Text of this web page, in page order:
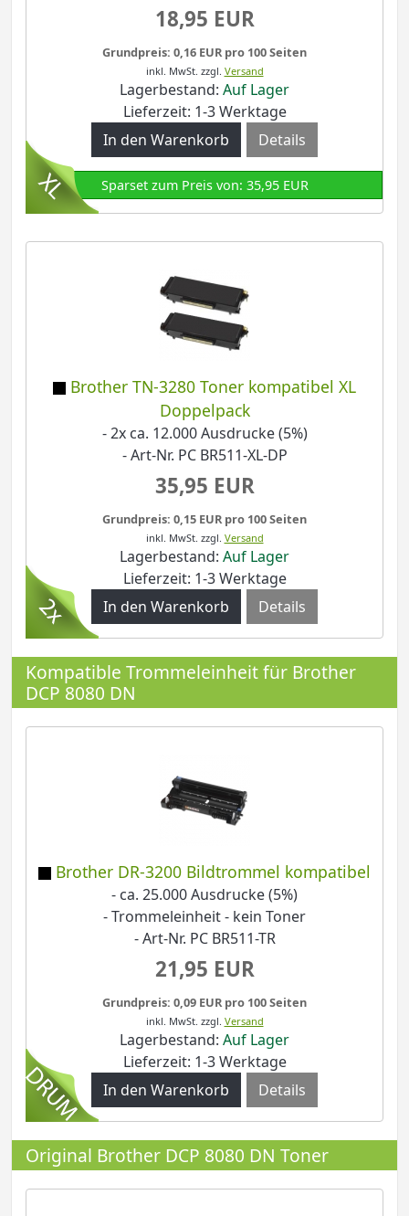
18,95 EUR
Grundpreis: 0,16 EUR pro 100 Seiten
inkl. MwSt. zzgl. Versand
Lagerbestand: Auf Lager
Lieferzeit: 1-3 Werktage
Details
Sparset zum Preis von: 35,95 EUR
Brother TN-3280 Toner kompatibel XL
Doppelpack
- 2x ca. 12.000 Ausdrucke (5%)
- Art-Nr. PC BR511-XL-DP
35,95 EUR
Grundpreis: 0,15 EUR pro 100 Seiten
inkl. MwSt. zzgl. Versand
Lagerbestand: Auf Lager
Lieferzeit: 1-3 Werktage
Details
Kompatible Trommeleinheit für Brother
DCP 8080 DN
Brother DR-3200 Bildtrommel kompatibel
- ca. 25.000 Ausdrucke (5%)
- Trommeleinheit - kein Toner
- Art-Nr. PC BR511-TR
21,95 EUR
Grundpreis: 0,09 EUR pro 100 Seiten
inkl. MwSt. zzgl. Versand
Lagerbestand: Auf Lager
Lieferzeit: 1-3 Werktage
Details
Original Brother DCP 8080 DN Toner